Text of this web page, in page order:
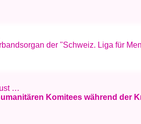
der "Schweiz. Liga für
…
Komitees während der